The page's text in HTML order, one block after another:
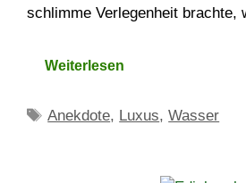
schlimme Verlegenheit brachte,
Weiterlesen
Schlagwörter
Anekdote, Luxus,Wasser